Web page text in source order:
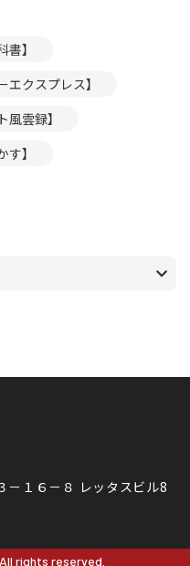
】
クスプレス】
雲録】
】
１６－８ レッタスビル8
rights reserved.